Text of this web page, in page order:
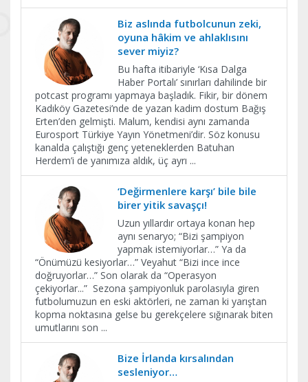
Biz aslında futbolcunun zeki,
oyuna hâkim ve ahlaklısını
sever miyiz?
Bu hafta itibariyle ‘Kısa Dalga
Haber Portalı’ sınırları dahilinde bir
potcast programı yapmaya başladık. Fikir, bir dönem
Kadıköy Gazetesi’nde de yazan kadim dostum Bağış
Erten’den gelmişti. Malum, kendisi aynı zamanda
Eurosport Türkiye Yayın Yönetmeni’dir. Söz konusu
kanalda çalıştığı genç yeteneklerden Batuhan
Herdem’i de yanımıza aldık, üç ayrı ...
‘Değirmenlere karşı’ bile bile
birer yitik savaşçı!
Uzun yıllardır ortaya konan hep
aynı senaryo; “Bizi şampiyon
yapmak istemiyorlar…” Ya da
“Önümüzü kesiyorlar…” Veyahut “Bizi ince ince
doğruyorlar…” Son olarak da “Operasyon
çekiyorlar...” Sezona şampiyonluk parolasıyla giren
futbolumuzun en eski aktörleri, ne zaman ki yarıştan
kopma noktasına gelse bu gerekçelere sığınarak biten
umutlarını son ...
Bize İrlanda kırsalından
sesleniyor…